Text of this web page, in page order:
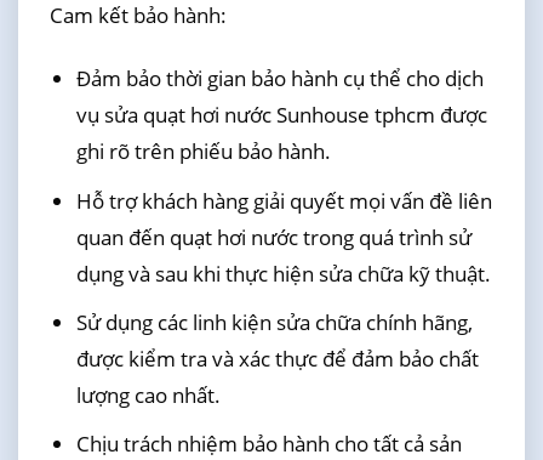
Cam kết bảo hành:
Đảm bảo thời gian bảo hành cụ thể cho dịch
vụ sửa quạt hơi nước Sunhouse tphcm được
ghi rõ trên phiếu bảo hành.
Hỗ trợ khách hàng giải quyết mọi vấn đề liên
quan đến quạt hơi nước trong quá trình sử
dụng và sau khi thực hiện sửa chữa kỹ thuật.
Sử dụng các linh kiện sửa chữa chính hãng,
được kiểm tra và xác thực để đảm bảo chất
lượng cao nhất.
Chịu trách nhiệm bảo hành cho tất cả sản